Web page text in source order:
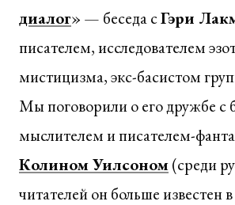
диалог» — беседа сГэри
писателем, исследователем
мистицизма, экс-басистом
Мы поговорили о его дружбе с
мыслителем и писателем-
Колином Уилсоном(среди
читателей он больше известен в